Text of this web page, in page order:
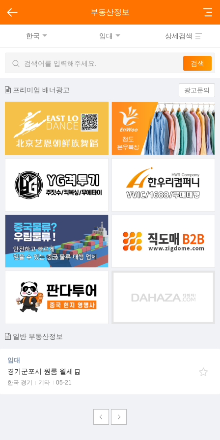
부동산정보
한국 임대 상세검색
프리미엄 배너광고 광고문의
일반 부동산정보
임대
경기군포시 원룸 월세
한국 경기 기타 05-21